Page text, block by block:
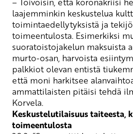
laajemminkin keskustelua
toimintaedellytyksistä ja
toimeentulosta. Esimerkiksi
suoratoistojakelun maksuista
murto-osan, harvoista
palkkiot olevan entistä
että moni harkitsee
ammattilaisten pitäisi tehdä
Korvela.
Keskustelutilaisuus taiteesta,
toimeentulosta